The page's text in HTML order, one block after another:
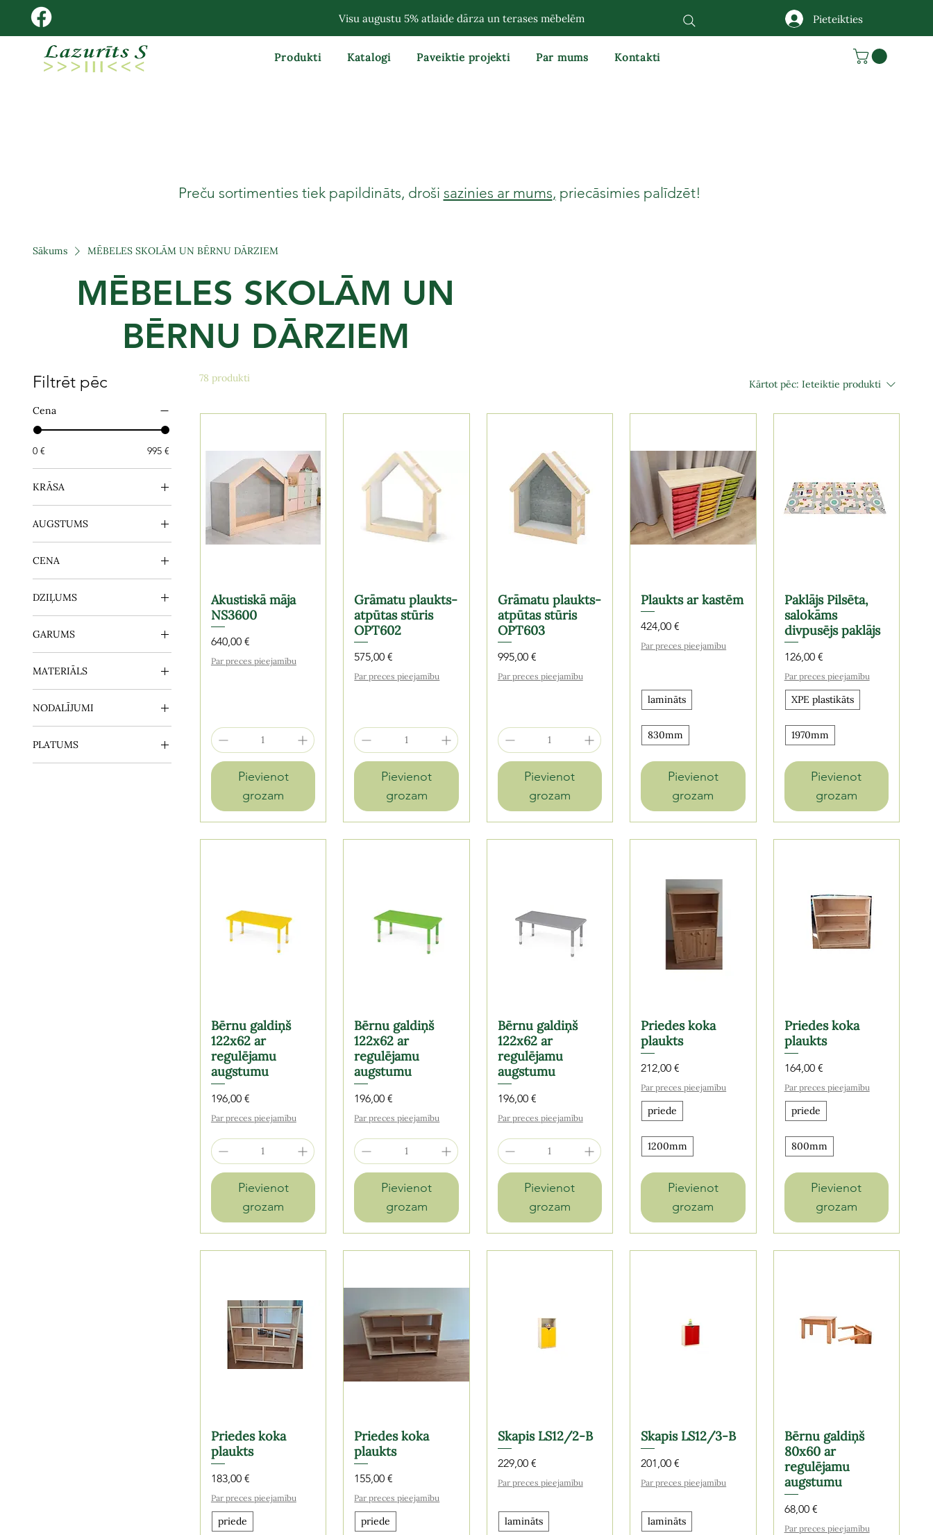
Visu augustu 5% atlaide dārza un terases mēbelēm Pieteikties
Produkti Katalogi Paveiktie projekti Par mums Kontakti
Preču sortimenties tiek papildināts, droši sazinies ar mums, priecāsimies palīdzēt!
Sākums MĒBELES SKOLĀM UN BĒRNU DĀRZIEM
MĒBELES SKOLĀM UN
BĒRNU DĀRZIEM
Filtrēt pēc
Cena
0 € 995 €
KRĀSA
AUGSTUMS
1200mm
570mm
630mm
800mm
830mm
930mm
CENA
105 EUR
80 EUR
DZIĻUMS
320mm
380mm
400mm
450mm
810mm
GARUMS
1970mm
MATERIĀLS
lamināts
priede
XPE plastikāts
NODALĪJUMI
30
PLATUMS
1000mm
78 produkti Kārtot pēc: Ieteiktie produkti
Akustiskā māja
NS3600
Cena
640,00 €
Par preces pieejamību
Pievienot
grozam
Grāmatu plaukts-
atpūtas stūris
OPT602
Cena
575,00 €
Par preces pieejamību
Pievienot
grozam
Grāmatu plaukts-
atpūtas stūris
OPT603
Cena
995,00 €
Par preces pieejamību
Pievienot
grozam
Plaukts ar kastēm
Cena
424,00 €
Par preces pieejamību
lamināts
830mm
Pievienot
grozam
Paklājs Pilsēta,
salokāms
divpusējs paklājs
Cena
126,00 €
Par preces pieejamību
XPE plastikāts
1970mm
Pievienot
grozam
Bērnu galdiņš
122x62 ar
regulējamu
augstumu
Cena
196,00 €
Par preces pieejamību
Pievienot
grozam
Bērnu galdiņš
122x62 ar
regulējamu
augstumu
Cena
196,00 €
Par preces pieejamību
Pievienot
grozam
Bērnu galdiņš
122x62 ar
regulējamu
augstumu
Cena
196,00 €
Par preces pieejamību
Pievienot
grozam
Priedes koka
plaukts
Cena
212,00 €
Par preces pieejamību
priede
1200mm
Pievienot
grozam
Priedes koka
plaukts
Cena
164,00 €
Par preces pieejamību
priede
800mm
Pievienot
grozam
Priedes koka
plaukts
Cena
183,00 €
Par preces pieejamību
priede
Priedes koka
plaukts
Cena
155,00 €
Par preces pieejamību
priede
Skapis LS12/2-B
Cena
229,00 €
Par preces pieejamību
lamināts
Skapis LS12/3-B
Cena
201,00 €
Par preces pieejamību
lamināts
Bērnu galdiņš
80x60 ar
regulējamu
augstumu
Cena
68,00 €
Par preces pieejamību